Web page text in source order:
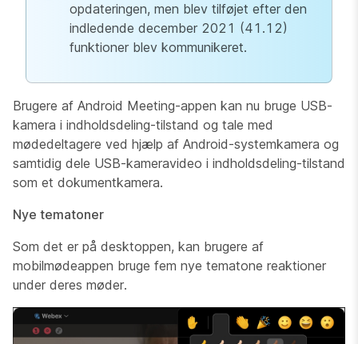
opdateringen, men blev tilføjet efter den
indledende december 2021 (41.12)
funktioner blev kommunikeret.
Brugere af Android Meeting-appen kan nu bruge USB-
kamera i indholdsdeling-tilstand og tale med
mødedeltagere ved hjælp af Android-systemkamera og
samtidig dele USB-kameravideo i indholdsdeling-tilstand
som et dokumentkamera.
Nye tematoner
Som det er på desktoppen, kan brugere af
mobilmødeappen bruge fem nye tematone reaktioner
under deres møder.